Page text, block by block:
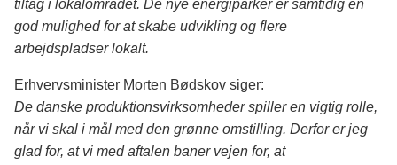
tiltag i lokalområdet. De nye energiparker er samtidig en
god mulighed for at skabe udvikling og flere
arbejdspladser lokalt.
Erhvervsminister Morten Bødskov siger:
De danske produktionsvirksomheder spiller en vigtig rolle,
når vi skal i mål med den grønne omstilling. Derfor er jeg
glad for, at vi med aftalen baner vejen for, at